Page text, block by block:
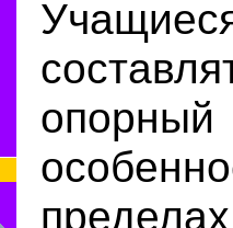
опорный